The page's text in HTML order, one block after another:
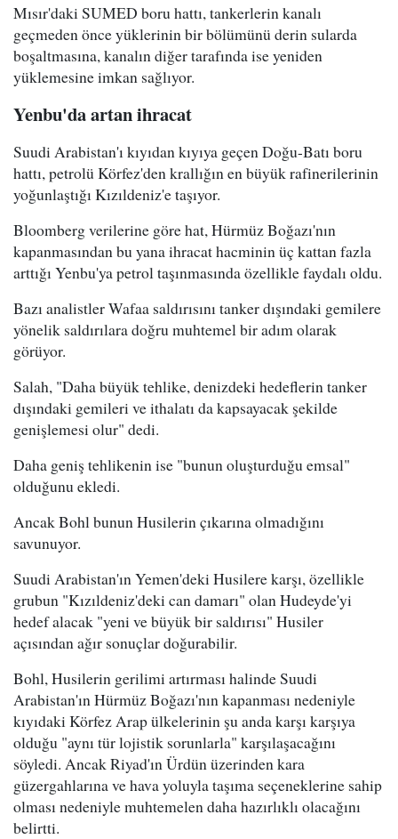
Mısır'daki SUMED boru hattı, tankerlerin kanalı
geçmeden önce yüklerinin bir bölümünü derin sularda
boşaltmasına, kanalın diğer tarafında ise yeniden
yüklemesine imkan sağlıyor.
Yenbu'da artan ihracat
Suudi Arabistan'ı kıyıdan kıyıya geçen Doğu-Batı boru
hattı, petrolü Körfez'den krallığın en büyük rafinerilerinin
yoğunlaştığı Kızıldeniz'e taşıyor.
Bloomberg verilerine göre hat, Hürmüz Boğazı'nın
kapanmasından bu yana ihracat hacminin üç kattan fazla
arttığı Yenbu'ya petrol taşınmasında özellikle faydalı oldu.
Bazı analistler Wafaa saldırısını tanker dışındaki gemilere
yönelik saldırılara doğru muhtemel bir adım olarak
görüyor.
Salah, "Daha büyük tehlike, denizdeki hedeflerin tanker
dışındaki gemileri ve ithalatı da kapsayacak şekilde
genişlemesi olur" dedi.
Daha geniş tehlikenin ise "bunun oluşturduğu emsal"
olduğunu ekledi.
Ancak Bohl bunun Husilerin çıkarına olmadığını
savunuyor.
Suudi Arabistan'ın Yemen'deki Husilere karşı, özellikle
grubun "Kızıldeniz'deki can damarı" olan Hudeyde'yi
hedef alacak "yeni ve büyük bir saldırısı" Husiler
açısından ağır sonuçlar doğurabilir.
Bohl, Husilerin gerilimi artırması halinde Suudi
Arabistan'ın Hürmüz Boğazı'nın kapanması nedeniyle
kıyıdaki Körfez Arap ülkelerinin şu anda karşı karşıya
olduğu "aynı tür lojistik sorunlarla" karşılaşacağını
söyledi. Ancak Riyad'ın Ürdün üzerinden kara
güzergahlarına ve hava yoluyla taşıma seçeneklerine sahip
olması nedeniyle muhtemelen daha hazırlıklı olacağını
belirtti.